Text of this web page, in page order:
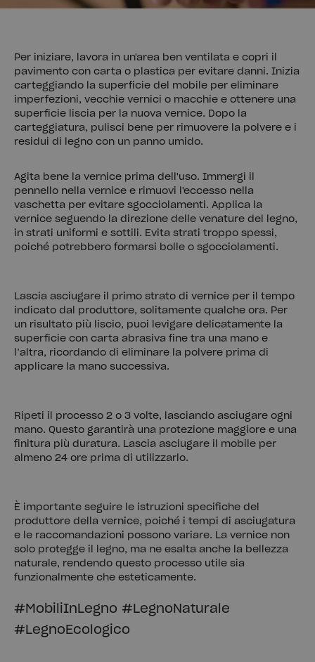
Per iniziare, lavora in un'area ben ventilata e copri il
pavimento con carta o plastica per evitare danni. Inizia
carteggiando la superficie del mobile per eliminare
imperfezioni, vecchie vernici o macchie e ottenere una
superficie liscia per la nuova vernice. Dopo la
carteggiatura, pulisci bene per rimuovere la polvere e i
residui di legno con un panno umido.
Agita bene la vernice prima dell'uso. Immergi il
pennello nella vernice e rimuovi l'eccesso nella
vaschetta per evitare sgocciolamenti. Applica la
vernice seguendo la direzione delle venature del legno,
in strati uniformi e sottili. Evita strati troppo spessi,
poiché potrebbero formarsi bolle o sgocciolamenti.
Lascia asciugare il primo strato di vernice per il tempo
indicato dal produttore, solitamente qualche ora. Per
un risultato più liscio, puoi levigare delicatamente la
superficie con carta abrasiva fine tra una mano e
l’altra, ricordando di eliminare la polvere prima di
applicare la mano successiva.
Ripeti il processo 2 o 3 volte, lasciando asciugare ogni
mano. Questo garantirà una protezione maggiore e una
finitura più duratura. Lascia asciugare il mobile per
almeno 24 ore prima di utilizzarlo.
È importante seguire le istruzioni specifiche del
produttore della vernice, poiché i tempi di asciugatura
e le raccomandazioni possono variare. La vernice non
solo protegge il legno, ma ne esalta anche la bellezza
naturale, rendendo questo processo utile sia
funzionalmente che esteticamente.
#MobiliInLegno #LegnoNaturale
#LegnoEcologico